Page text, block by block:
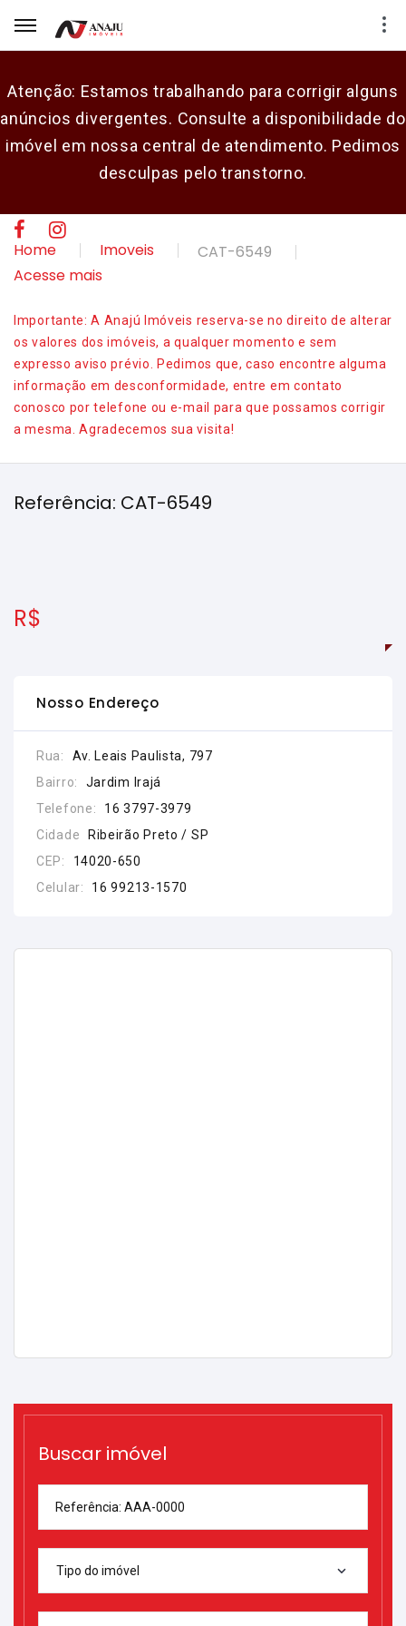
Atenção: Estamos trabalhando para corrigir alguns
anúncios divergentes. Consulte a disponibilidade do
imóvel em nossa central de atendimento. Pedimos
desculpas pelo transtorno.
E-mail
Home Imoveis
CAT-6549
Acesse mais
Importante: A Anajú Imóveis reserva-se no direito de alterar
os valores dos imóveis, a qualquer momento e sem
expresso aviso prévio. Pedimos que, caso encontre alguma
informação em desconformidade, entre em contato
conosco por telefone ou e-mail para que possamos corrigir
a mesma. Agradecemos sua visita!
Referência: CAT-6549
R$
Nosso Endereço
Rua:
Av. Leais Paulista, 797
Bairro:
Jardim Irajá
Telefone:
16 3797-3979
Cidade
Ribeirão Preto / SP
CEP:
14020-650
Celular:
16 99213-1570
Buscar imóvel
Referência: AAA-0000
Tipo do imóvel